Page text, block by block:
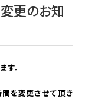
更のお知
す。
を変更させて頂き